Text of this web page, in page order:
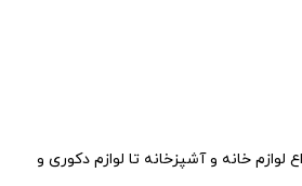
لوازم خانه و آشپزخانه تا لوازم دکوری و